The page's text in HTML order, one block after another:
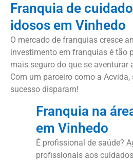
Franquia de
idosos em Vinhedo
O mercado de franquias cresce
investimento em franquias é tão
mais seguro do que se aventurar
Com um parceiro como a Acvida,
sucesso disparam!
Franquia na
em Vinhedo
É profissional de saúde?
profissionais aos